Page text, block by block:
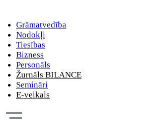
Grāmatvedība
Nodokļi
Tiesības
Bizness
Personāls
Žurnāls BILANCE
Semināri
E-veikals